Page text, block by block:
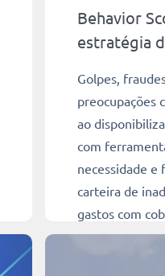
Behavior
estratégia
Golpes,
preocupações
ao
com
necessidade
carteira de
gastos com